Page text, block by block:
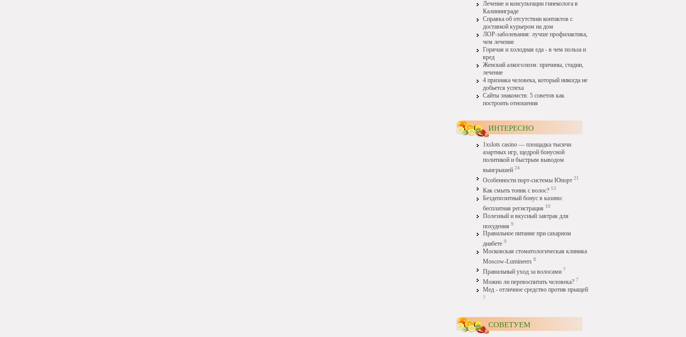
Лечение и консультации гинеколога в
Калининграде
Справка об отсутствии контактов с
доставкой курьером на дом
ЛОР-заболевания: лучше профилактика,
чем лечение
Горячая и холодная еда - в чем польза и
вред
Женский алкоголизм: причины, стадии,
лечение
4 признака человека, который никогда не
добьется успеха
Сайты знакомств: 5 советов как
построить отношения
ИНТЕРЕСНО
1xslots casino — площадка тысячи
азартных игр, щедрой бонусной
политикой и быстрым выводом
выигрышей 24
Особенности порт-системы Юпорт 21
Как смыть тоник с волос? 13
Бездепозитный бонус в казино:
бесплатная регистрация 10
Полезный и вкусный завтрак для
похудения 9
Правильное питание при сахарном
диабете 9
Московская стоматологическая клиника
Moscow-Lumineers 8
Правильный уход за волосами 7
Можно ли перевоспитать человека? 7
Мед - отличное средство против прыщей
7
СОВЕТУЕМ